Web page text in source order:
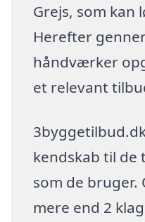
Grejs, som kan
Herefter
håndværker
et relevant
kendskab til de
som de bruger.
mere end 2